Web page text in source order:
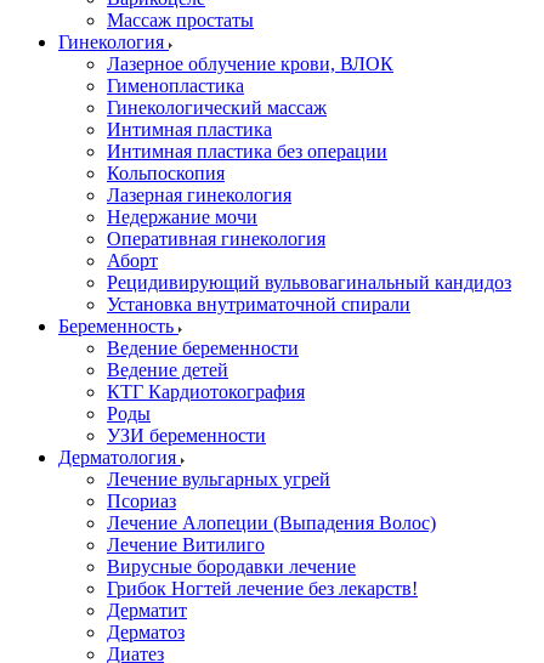
Массаж простаты
Гинекология
Лазерное облучение крови, ВЛОК
Гименопластика
Гинекологический массаж
Интимная пластика
Интимная пластика без операции
Кольпоскопия
Лазерная гинекология
Недержание мочи
Оперативная гинекология
Аборт
Рецидивирующий вульвовагинальный кандидоз
Установка внутриматочной спирали
Беременность
Ведение беременности
Ведение детей
КТГ Кардиотокография
Роды
УЗИ беременности
Дерматология
Лечение вульгарных угрей
Псориаз
Лечение Алопеции (Выпадения Волос)
Лечение Витилиго
Вирусные бородавки лечение
Грибок Ногтей лечение без лекарств!
Дерматит
Дерматоз
Диатез